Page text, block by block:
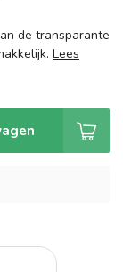
de transparante
Lees